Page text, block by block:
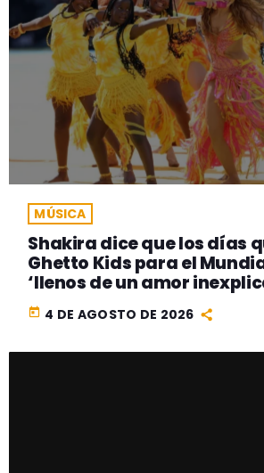
MÚSICA
Shakira dice que los días
Ghetto Kids para el
‘llenos de un amor
today 4 DE AGOSTO DE 2026